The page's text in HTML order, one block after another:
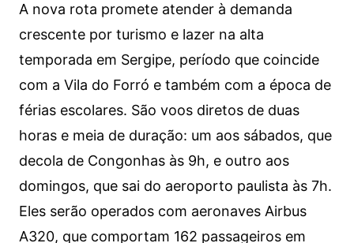
A nova rota promete atender à demanda
crescente por turismo e lazer na alta
temporada em Sergipe, período que coincide
com a Vila do Forró e também com a época de
férias escolares. São voos diretos de duas
horas e meia de duração: um aos sábados, que
decola de Congonhas às 9h, e outro aos
domingos, que sai do aeroporto paulista às 7h.
Eles serão operados com aeronaves Airbus
A320, que comportam 162 passageiros em